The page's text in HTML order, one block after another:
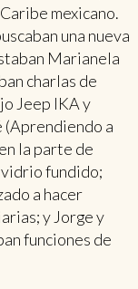
mexicano.
una nueva
Marianela
charlas de
Jeep IKA y
(Aprendiendo a
la parte de
vidrio fundido;
a hacer
y Jorge y
funciones de